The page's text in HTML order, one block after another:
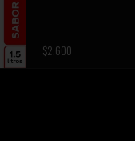
$2.600